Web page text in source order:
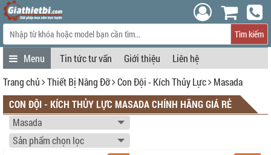
Tìm kiếm
Tin tức tư vấn Giới thiệu
Liên hệ
Trang chủ
Thiết Bị Nâng Đỡ Con Đội - Kích Thủy Lực
Masada
CON ĐỘI - KÍCH THỦY LỰC MASADA CHÍNH HÃNG GIÁ RẺ